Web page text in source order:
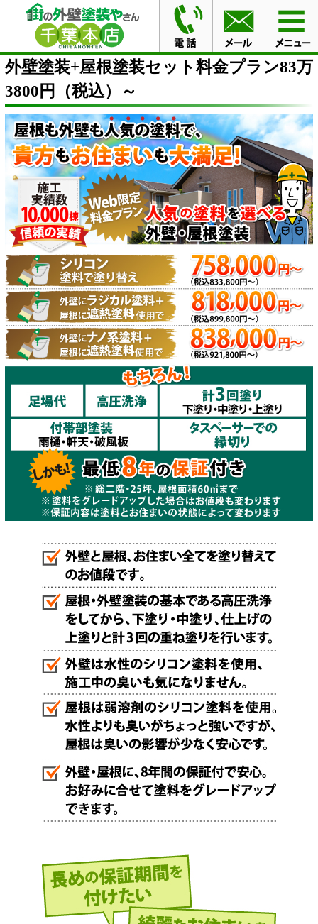
HOME
外壁塗装+屋根塗装セット料金プラン83万3800円
（税込）～
外壁塗装+屋根塗装セット料金プラン83万
3800円（税込）～